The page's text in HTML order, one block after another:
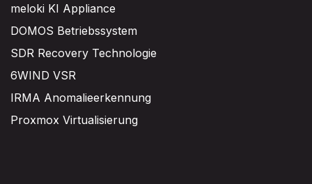
meloki KI Appliance
DOMOS Betriebssystem
SDR Recovery Technologie
6WIND VSR
IRMA Anomalieerkennung
Proxmox Virtualisierung